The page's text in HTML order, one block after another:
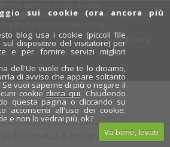
degli autori: inviaci un'e-mail
. Rosalio ha
Designcut&paste
x
Instagram
sui cookie (ora ancora più
blog usa i cookie (piccoli file
dispositivo del visitatore) per
e per fornire servizi migliori
dell'Ue vuole che te lo diciamo,
di avviso che appare soltanto
vuoi saperne di più o negare il
cookie clicca qui. Chiudendo
questa pagina o cliccando su
acconsenti all'uso dei cookie.
e non lo vedrai più, ok?
Va bene, levati